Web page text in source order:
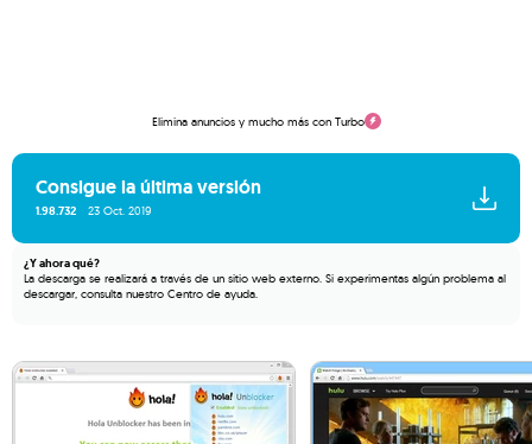
Elimina anuncios y mucho más con Turbo
Consigue la última versión
1.98.732 23 Oct. 2019
¿Y ahora qué?
La descarga se realizará a través de un sitio web externo. Si experimentas algún problema al
descargar, consulta nuestro Centro de ayuda.